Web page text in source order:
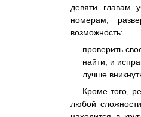
девяти главам
номерам,
возможность:
проверить
найти, и
лучше
Кроме того,
любой